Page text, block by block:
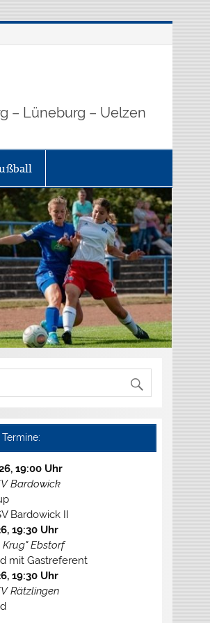
– Lüneburg – Uelzen
19:00 Uhr
Bardowick
Bardowick II
19:30 Uhr
Krug" Ebstorf
mit Gastreferent
19:30 Uhr
Rätzlingen